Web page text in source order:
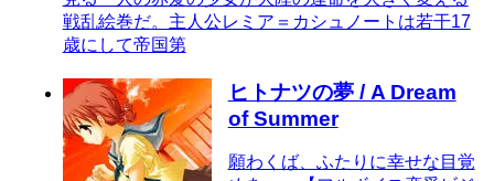
戦乱絵巻だ。主人公レミア＝カシュノートは若干17
歳にして帝国第
ヒトナツの夢 / A Dream
of Summer
願わくば、ふたりに幸せな目覚